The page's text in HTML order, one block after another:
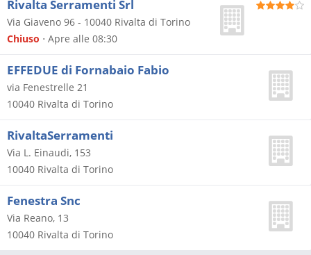
Rivalta Serramenti Srl
Via Giaveno 96 - 10040 Rivalta di Torino
Chiuso ⋅ Apre alle 08:30
EFFEDUE di Fornabaio Fabio
via Fenestrelle 21
10040 Rivalta di Torino
RivaltaSerramenti
Via L. Einaudi, 153
10040 Rivalta di Torino
Fenestra Snc
Via Reano, 13
10040 Rivalta di Torino